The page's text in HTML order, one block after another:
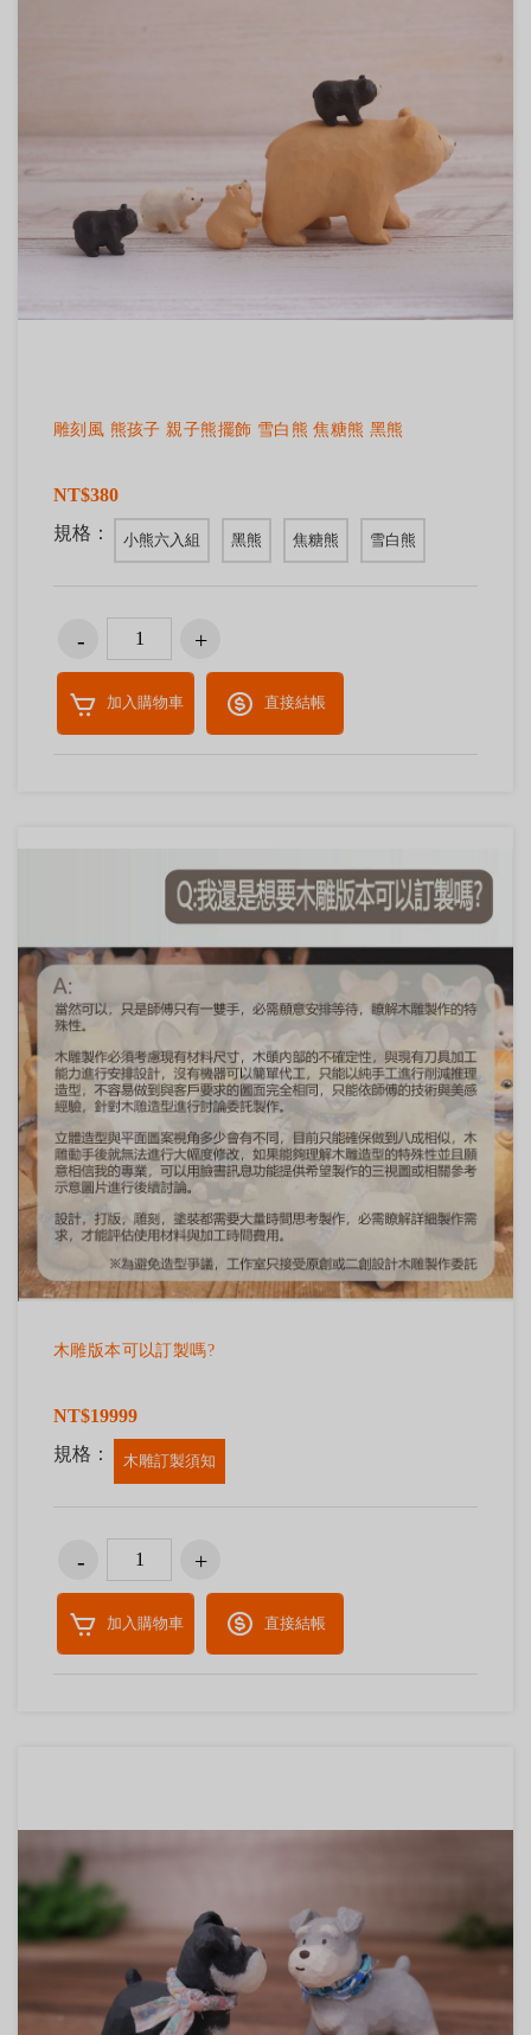
雕刻風 熊孩子 親子熊擺飾 雪白熊 焦糖熊 黑熊
NT$380
規格：
小熊六入組 黑熊 焦糖熊 雪白熊
加入購物車 直接結帳
木雕版本可以訂製嗎?
NT$19999
規格：
木雕訂製須知
加入購物車 直接結帳